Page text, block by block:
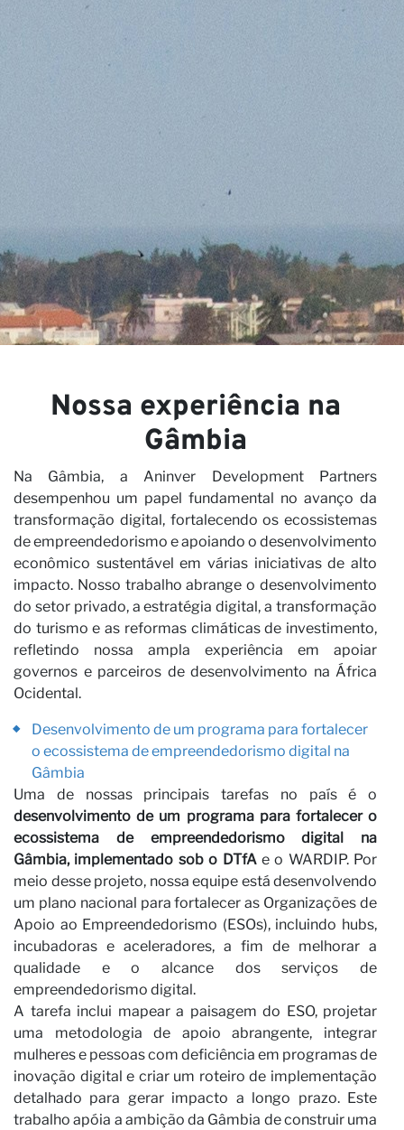
Nossa experiência na
Gâmbia
Na Gâmbia, a Aninver Development Partners
desempenhou um papel fundamental no avanço da
transformação digital, fortalecendo os ecossistemas
de empreendedorismo e apoiando o desenvolvimento
econômico sustentável em várias iniciativas de alto
impacto. Nosso trabalho abrange o desenvolvimento
do setor privado, a estratégia digital, a transformação
do turismo e as reformas climáticas de investimento,
refletindo nossa ampla experiência em apoiar
governos e parceiros de desenvolvimento na África
Ocidental.
Desenvolvimento de um programa para fortalecer
o ecossistema de empreendedorismo digital na
Gâmbia
Uma de nossas principais tarefas no país é o
desenvolvimento de um programa para fortalecer o
ecossistema de empreendedorismo digital na
Gâmbia, implementado sob o DTfAe o WARDIP. Por
meio desse projeto, nossa equipe está desenvolvendo
um plano nacional para fortalecer as Organizações de
Apoio ao Empreendedorismo (ESOs), incluindo hubs,
incubadoras e aceleradores, a fim de melhorar a
qualidade e o alcance dos serviços de
empreendedorismo digital.
A tarefa inclui mapear a paisagem do ESO, projetar
uma metodologia de apoio abrangente, integrar
mulheres e pessoas com deficiência em programas de
inovação digital e criar um roteiro de implementação
detalhado para gerar impacto a longo prazo. Este
trabalho apóia a ambição da Gâmbia de construir uma
×
Último nome
E-mail
Li e aceito a Política de Privacidade*
INSCREVER-SE